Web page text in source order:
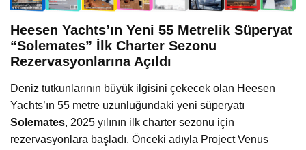
Heesen Yachts’ın Yeni 55 Metrelik Süperyat
“Solemates” İlk Charter Sezonu
Rezervasyonlarına Açıldı
Deniz tutkunlarının büyük ilgisini çekecek olan Heesen
Yachts’ın 55 metre uzunluğundaki yeni süperyatı
Solemates, 2025 yılının ilk charter sezonu için
rezervasyonlara başladı. Önceki adıyla Project Venus